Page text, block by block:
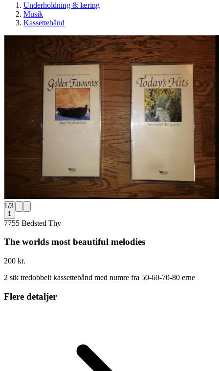
Underholdning & læring
Musik
Kassettebånd
1/3
1
7755 Bedsted Thy
The worlds most beautiful melodies
200 kr.
2 stk tredobbelt kassettebånd med numre fra 50-60-70-80 erne
Flere detaljer